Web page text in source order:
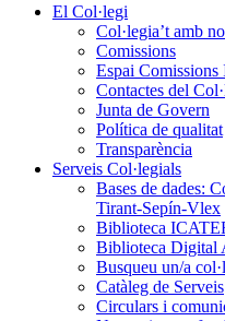
El Col·legi
Col·legia’t amb
Comissions
Espai
Contactes del
Junta de Govern
Política de qualitat
Transparència
Serveis Col·legials
Bases de dades:
Tirant-Sepín-Vlex
Biblioteca
Biblioteca Digital
Busqueu un/a
Catàleg de Serveis
Circulars i